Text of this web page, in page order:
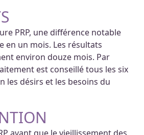
PRP, une différence notable
en un mois. Les résultats
environ douze mois. Par
est conseillé tous les six
les désirs et les besoins du